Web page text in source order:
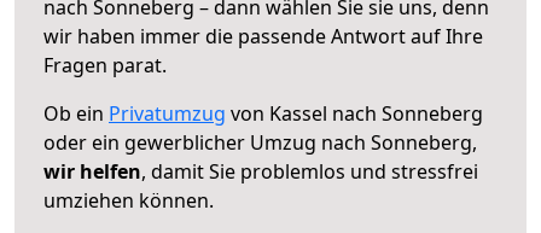
nach Sonneberg – dann wählen Sie sie uns, denn
wir haben immer die passende Antwort auf Ihre
Fragen parat.
Ob ein Privatumzug von Kassel nach Sonneberg
oder ein gewerblicher Umzug nach Sonneberg,
wir helfen, damit Sie problemlos und stressfrei
umziehen können.